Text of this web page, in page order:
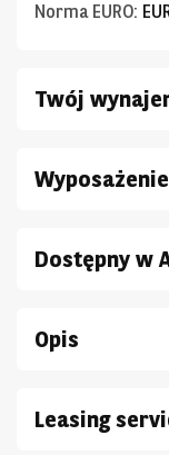
Norma EURO:
Twój
Wyposażenie
Dostępny w
Opis
Leasing